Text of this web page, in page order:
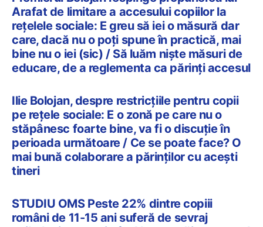
Arafat de limitare a accesului copiilor la
rețelele sociale: E greu să iei o măsură dar
care, dacă nu o poți spune în practică, mai
bine nu o iei (sic) / Să luăm niște măsuri de
educare, de a reglementa ca părinți accesul
Ilie Bolojan, despre restricțiile pentru copii
pe rețele sociale: E o zonă pe care nu o
stăpânesc foarte bine, va fi o discuție în
perioada următoare / Ce se poate face? O
mai bună colaborare a părinților cu acești
tineri
STUDIU OMS Peste 22% dintre copiii
români de 11-15 ani suferă de sevraj